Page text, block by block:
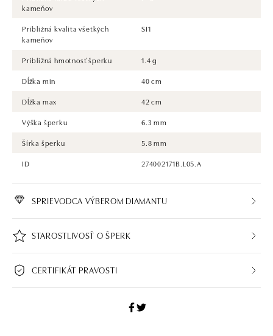
kameňov
Približná kvalita všetkých
kameňov
SI1
Približná hmotnosť šperku
1.4 g
Dĺžka min
40 cm
Dĺžka max
42 cm
Výška šperku
6.3 mm
Šírka šperku
5.8 mm
ID
274002171B.L05.A
SPRIEVODCA VÝBEROM DIAMANTU
STAROSTLIVOSŤ O ŠPERK
CERTIFIKÁT PRAVOSTI